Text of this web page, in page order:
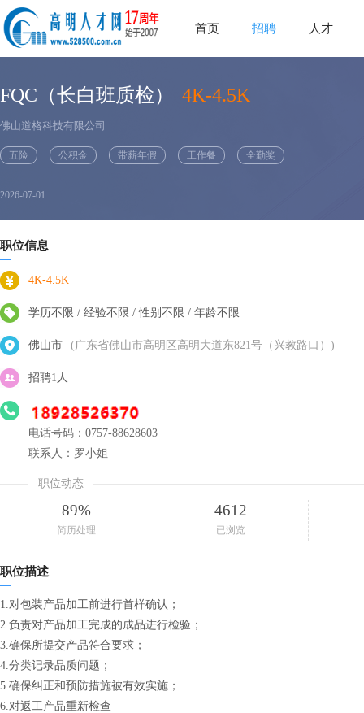
首页 招聘 人才
FQC（长白班质检） 4K-4.5K
佛山道格科技有限公司
五险 公积金 带薪年假 工作餐 全勤奖
2026-07-01
职位信息
4K-4.5K
学历不限 / 经验不限 / 性别不限 / 年龄不限
佛山市 (广东省佛山市高明区高明大道东821号（兴教路口）)
招聘1人
电话号码：0757-88628603
联系人：罗小姐
职位动态
89%
简历处理
4612
已浏览
职位描述
1.对包装产品加工前进行首样确认；
2.负责对产品加工完成的成品进行检验；
3.确保所提交产品符合要求；
4.分类记录品质问题；
5.确保纠正和预防措施被有效实施；
6.对返工产品重新检查